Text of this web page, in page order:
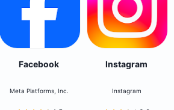
Facebook
Meta Platforms, Inc.
Instagram
Instagram